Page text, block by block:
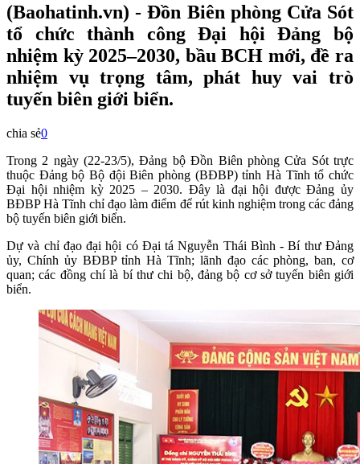
(Baohatinh.vn) - Đồn Biên phòng Cửa Sót
tổ chức thành công Đại hội Đảng bộ
nhiệm kỳ 2025–2030, bầu BCH mới, đề ra
nhiệm vụ trọng tâm, phát huy vai trò
tuyến biên giới biển.
chia sẻ0
Trong 2 ngày (22-23/5), Đảng bộ Đồn Biên phòng Cửa Sót trực
thuộc Đảng bộ Bộ đội Biên phòng (BĐBP) tỉnh Hà Tĩnh tổ chức
Đại hội nhiệm kỳ 2025 – 2030. Đây là đại hội được Đảng ủy
BĐBP Hà Tĩnh chỉ đạo làm điểm để rút kinh nghiệm trong các đảng
bộ tuyến biên giới biển.
Dự và chỉ đạo đại hội có Đại tá Nguyễn Thái Bình - Bí thư Đảng
ủy, Chính ủy BĐBP tỉnh Hà Tĩnh; lãnh đạo các phòng, ban, cơ
quan; các đồng chí là bí thư chi bộ, đảng bộ cơ sở tuyến biên giới
biển.